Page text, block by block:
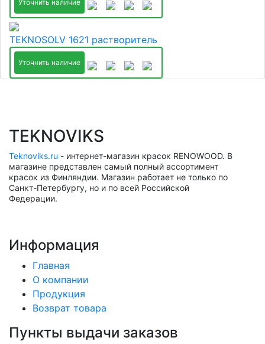
Уточнить наличие
TEKNOSOLV 1621 растворитель
Уточнить наличие
TEKNOVIKS
Teknoviks.ru - интернет-магазин красок RENOWOOD. В
магазине представлен самый полный ассортимент
красок из Финляндии. Магазин работает не только по
Санкт-Петербургу, но и по всей Российской
Федерации.
Информация
Главная
О компании
Продукция
Возврат товара
Пункты выдачи заказов